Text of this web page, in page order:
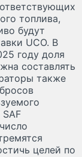
топлива,
будут
UCO. В
году доля
составлять
также
целей по